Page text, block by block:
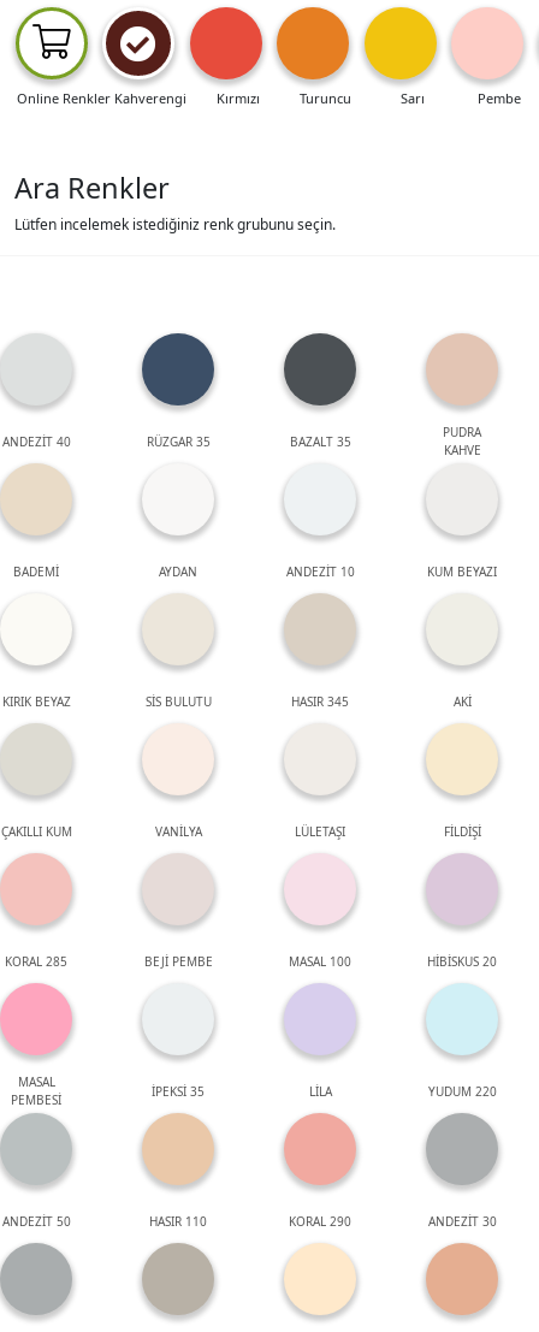
Online Renkler Kahverengi Kırmızı Turuncu Sarı Pembe
Ara Renkler
Lütfen incelemek istediğiniz renk grubunu seçin.
ANDEZİT 40 RÜZGAR 35 BAZALT 35
PUDRA
KAHVE
BADEMİ AYDAN ANDEZİT 10 KUM BEYAZI
KIRIK BEYAZ SİS BULUTU HASIR 345 AKİ
ÇAKILLI KUM VANİLYA LÜLETAŞI FİLDİŞİ
KORAL 285 BEJİ PEMBE MASAL 100 HİBİSKUS 20
MASAL
PEMBESİ
İPEKSİ 35 LİLA YUDUM 220
ANDEZİT 50 HASIR 110 KORAL 290 ANDEZİT 30